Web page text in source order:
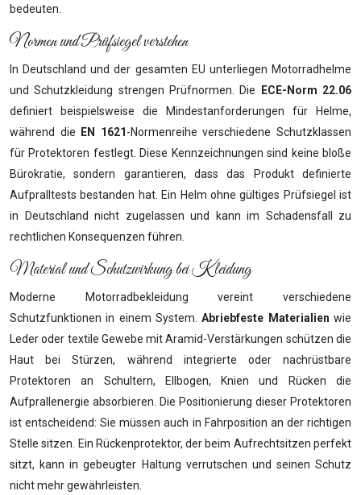
bedeuten.
Normen und Prüfsiegel verstehen
In Deutschland und der gesamten EU unterliegen Motorradhelme
und Schutzkleidung strengen Prüfnormen. Die
ECE-Norm 22.06
definiert beispielsweise die Mindestanforderungen für Helme,
während die
EN 1621-Normenreihe verschiedene Schutzklassen
für Protektoren festlegt. Diese Kennzeichnungen sind keine bloße
Bürokratie, sondern garantieren, dass das Produkt definierte
Aufpralltests bestanden hat. Ein Helm ohne gültiges Prüfsiegel ist
in Deutschland nicht zugelassen und kann im Schadensfall zu
rechtlichen Konsequenzen führen.
Material und Schutzwirkung bei Kleidung
Moderne Motorradbekleidung vereint verschiedene
Schutzfunktionen in einem System.Abriebfeste Materialien wie
Leder oder textile Gewebe mit Aramid-Verstärkungen schützen die
Haut bei Stürzen, während integrierte oder nachrüstbare
Protektoren an Schultern, Ellbogen, Knien und Rücken die
Aufprallenergie absorbieren. Die Positionierung dieser Protektoren
ist entscheidend: Sie müssen auch in Fahrposition an der richtigen
Stelle sitzen. Ein Rückenprotektor, der beim Aufrechtsitzen perfekt
sitzt, kann in gebeugter Haltung verrutschen und seinen Schutz
nicht mehr gewährleisten.